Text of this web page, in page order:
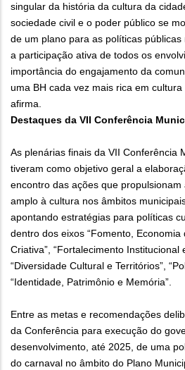
singular da história da cultura da
sociedade civil e o poder público se
de um plano para as políticas
a participação ativa de todos os
importância do engajamento da
uma BH cada vez mais rica em
afirma.
Destaques da VII Conferência
As plenárias finais da VII Conferência
tiveram como objetivo geral a
encontro das ações que
amplo à cultura nos âmbitos
apontando estratégias para políticas
dentro dos eixos “Fomento,
Criativa”, “Fortalecimento Institucional
“Diversidade Cultural e Territórios”,
“Identidade, Patrimônio e Memória”.
Entre as metas e recomendações
da Conferência para execução do
desenvolvimento, até 2025, de uma
do carnaval no âmbito do Plano